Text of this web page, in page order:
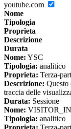
youtube.com
Nome
Tipologia
Proprieta
Descrizione
Durata
Nome: YSC
Tipologia: analitico
Proprieta: Terza-
Descrizione: Questo
traccia delle
Durata: Sessione
Nome:
Tipologia: analitico